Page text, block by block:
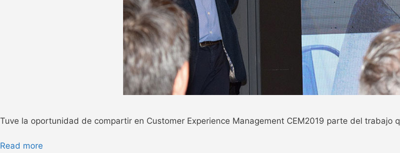
Tuve la oportunidad de compartir en Customer Experience Management CEM2019 parte del trabajo
Read more